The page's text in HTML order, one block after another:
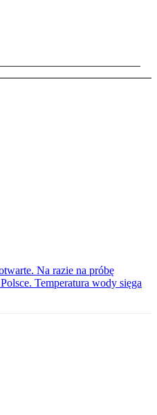
Na razie na próbę
Temperatura wody sięga